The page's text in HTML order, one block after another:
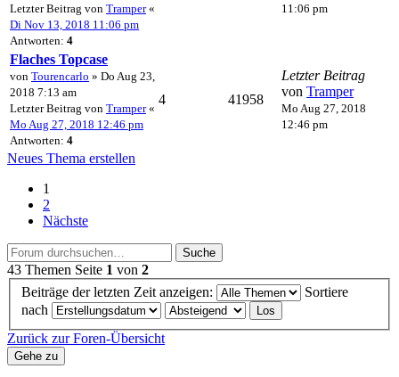
Letzter Beitrag von Tramper«
Di Nov 13, 2018 11:06 pm
Antworten: 4
11:06 pm
Flaches Topcase
von Tourencarlo » Do Aug 23,
2018 7:13 am
Letzter Beitrag von Tramper«
Mo Aug 27, 2018 12:46 pm
Antworten: 4
4 41958
Letzter Beitrag
von Tramper
Mo Aug 27, 2018
12:46 pm
Neues Thema erstellen
1
2
Nächste
Suche
43 Themen Seite 1 von 2
Beiträge der letzten Zeit anzeigen:
Sortiere
nach
Zurück zur Foren-Übersicht
Gehe zu